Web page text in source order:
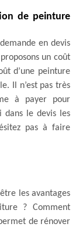
de peinture
en devis
un coût
d’une peinture
Il n’est pas très
à payer pour
dans le devis les
pas à faire
les avantages
? Comment
de rénover